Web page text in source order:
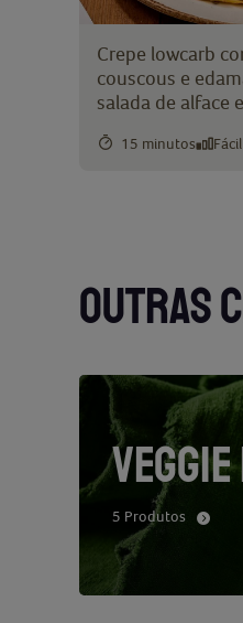
Crepe lowcarb
couscous e
salada de alface
15 minutos Fácil
OUTRAS
5 Produtos